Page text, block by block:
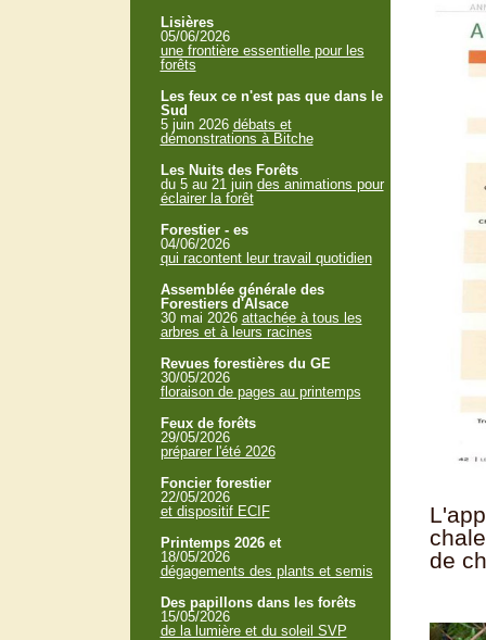
de
Lisières
05/06/2026
une frontière essentielle pour les
forêts
Les feux ce n'est pas que dans le
Sud
5 juin 2026 débats et
démonstrations à Bitche
Les Nuits des Forêts
du 5 au 21 juin des animations pour
éclairer la forêt
Forestier - es
04/06/2026
qui racontent leur travail quotidien
Assemblée générale des
Forestiers d'Alsace
30 mai 2026 attachée à tous les
arbres et à leurs racines
Revues forestières du GE
30/05/2026
floraison de pages au printemps
Feux de forêts
29/05/2026
préparer l'été 2026
Foncier forestier
22/05/2026
et dispositif ECIF
Printemps 2026 et
18/05/2026
dégagements des plants et semis
Des papillons dans les forêts
15/05/2026
de la lumière et du soleil SVP